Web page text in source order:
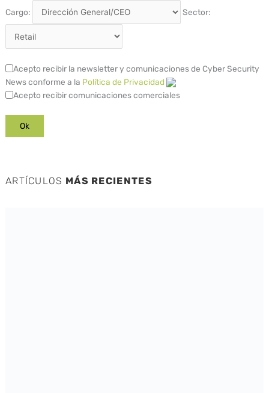
Cargo: Sector:
Acepto recibir la newsletter y comunicaciones de Cyber Security
News conforme a la Política de Privacidad
Acepto recibir comunicaciones comerciales
ARTÍCULOS MÁS RECIENTES